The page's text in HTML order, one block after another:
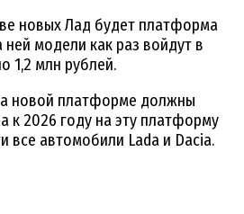
новых Лад будет платформа
ней модели как раз войдут в
1,2 млн рублей.
новой платформе должны
к 2026 году на эту платформу
все автомобили Lada и Dacia.